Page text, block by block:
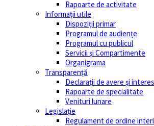
Rapoarte de activitate
Informații utile
Dispoziții primar
Programul de audiențe
Programul cu publicul
Servicii și Compartimente
Organigrama
Transparență
Declarații de avere și
Rapoarte de specialitate
Venituri lunare
Legislație
Regulament de ordine